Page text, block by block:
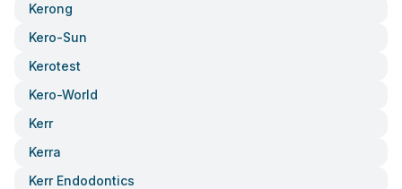
Kerong
Kero-Sun
Kerotest
Kero-World
Kerr
Kerra
Kerr Endodontics